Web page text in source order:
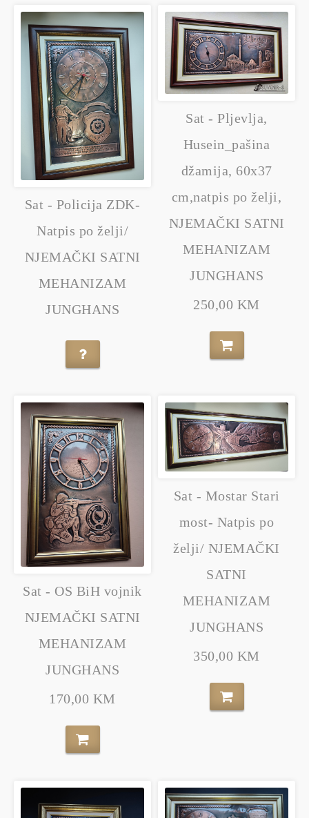
Sat - Policija ZDK-
Natpis po želji/
NJEMAČKI SATNI
MEHANIZAM
JUNGHANS
Sat - Pljevlja,
Husein_pašina
džamija, 60x37
cm,natpis po želji,
NJEMAČKI SATNI
MEHANIZAM
JUNGHANS
250,00 KM
Sat - OS BiH vojnik
NJEMAČKI SATNI
MEHANIZAM
JUNGHANS
170,00 KM
Sat - Mostar Stari
most- Natpis po
želji/ NJEMAČKI
SATNI
MEHANIZAM
JUNGHANS
350,00 KM